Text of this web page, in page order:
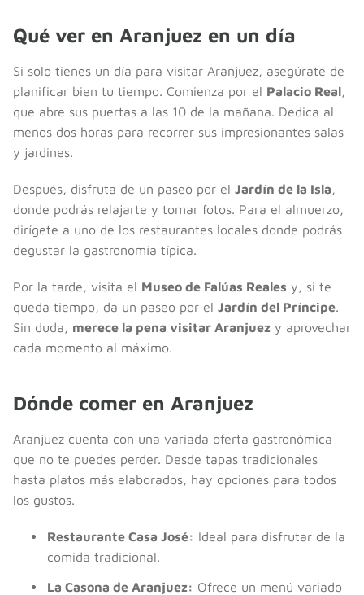
Qué ver en Aranjuez en un día
Si solo tienes un día para visitar Aranjuez, asegúrate de
planificar bien tu tiempo. Comienza por el Palacio Real,
que abre sus puertas a las 10 de la mañana. Dedica al
menos dos horas para recorrer sus impresionantes salas
y jardines.
Después, disfruta de un paseo por el Jardín de la Isla,
donde podrás relajarte y tomar fotos. Para el almuerzo,
dirígete a uno de los restaurantes locales donde podrás
degustar la gastronomía típica.
Por la tarde, visita el Museo de Falúas Reales y, si te
queda tiempo, da un paseo por el Jardín del Príncipe.
Sin duda, merece la pena visitar Aranjuez y aprovechar
cada momento al máximo.
Dónde comer en Aranjuez
Aranjuez cuenta con una variada oferta gastronómica
que no te puedes perder. Desde tapas tradicionales
hasta platos más elaborados, hay opciones para todos
los gustos.
Restaurante Casa José: Ideal para disfrutar de la
comida tradicional.
La Casona de Aranjuez: Ofrece un menú variado